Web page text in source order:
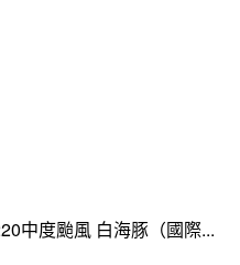
中度颱風 白海豚（國際...